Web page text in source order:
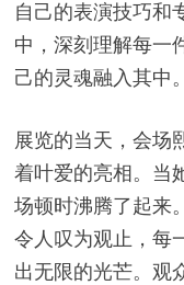
自己的表演技巧和
中，深刻理解每一
己的灵魂融入其中。
展览的当天，会场
着叶爱的亮相。当
场顿时沸腾了起来
令人叹为观止，每
出无限的光芒。观